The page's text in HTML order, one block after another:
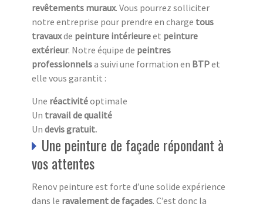
revêtements muraux. Vous pourrez solliciter
notre entreprise pour prendre en charge tous
travauxde peinture intérieureet peinture
extérieur. Notre équipe de peintres
professionnelsa suivi une formation en BTPet
elle vous garantit :
Une réactivitéoptimale
Un travail de qualité
Un devis gratuit.
Une peinture de façade répondant à
vos attentes
Renov peinture est forte d’une solide expérience
dans le ravalement de façades. C’est donc la